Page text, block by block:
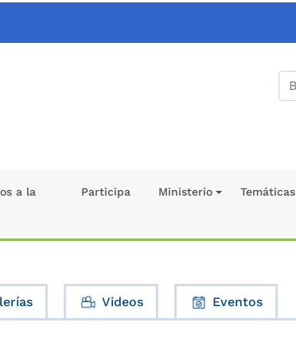
a la
Participa Ministerio Temáticas
Videos Eventos